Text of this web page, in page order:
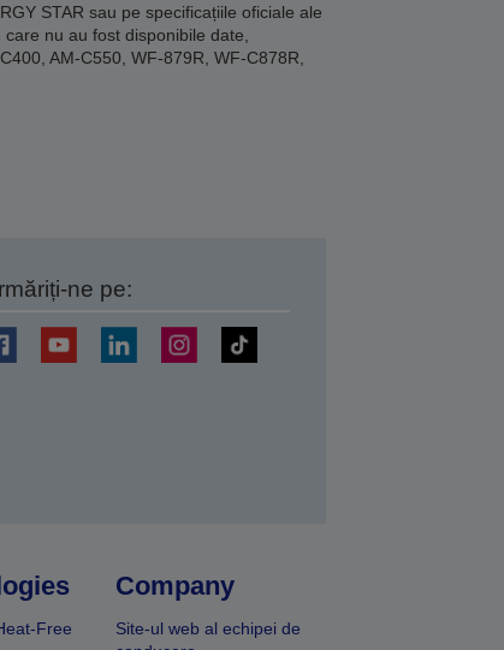
STAR sau pe specificațiile oficiale ale
nu au fost disponibile date,
AM-C550, WF-879R, WF-C878R,
ne pe:
Free
Company
Site-ul web al echipei de